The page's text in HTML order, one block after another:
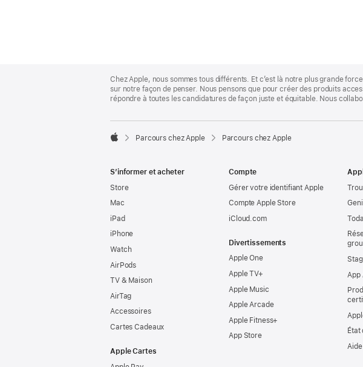
Footer
Chez Apple, nous sommes tous différents. Et c’est là notre plus grande
sur notre façon de penser. Nous pensons que pour créer des produits
répondre à toutes les candidatures de façon juste et équitable. Nous

Parcours chez Apple Parcours chez Apple
S’informer et acheter
Store
Mac
iPad
iPhone
Watch
AirPods
TV & Maison
AirTag
Accessoires
Cartes Cadeaux
Apple Cartes
Compte
Gérer votre identifiant Apple
Compte Apple Store
iCloud.com
Divertissements
Apple One
Apple TV+
Apple Music
Apple Arcade
Apple Fitness+
App Store
App
État
Aide